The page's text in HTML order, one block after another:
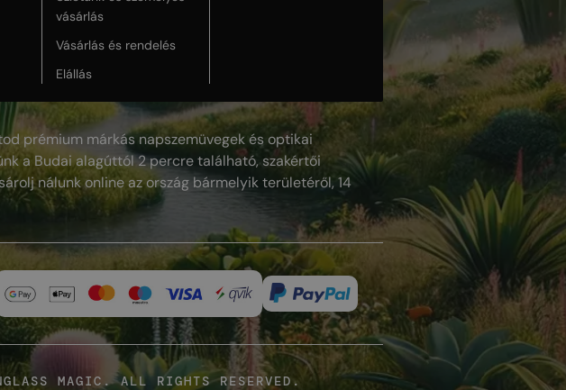
vásárlás
Vásárlás és rendelés
Elállás
prémium márkás napszemüvegek és optikai
a Budai alagúttól 2 percre található, szakértői
nálunk online az ország bármelyik területéről, 14
MAGIC. ALL RIGHTS RESERVED.